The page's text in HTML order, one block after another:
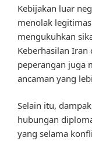
Kebijakan luar
menolak
mengukuhkan
Keberhasilan
peperangan juga
ancaman yang
Selain itu,
hubungan
yang selama